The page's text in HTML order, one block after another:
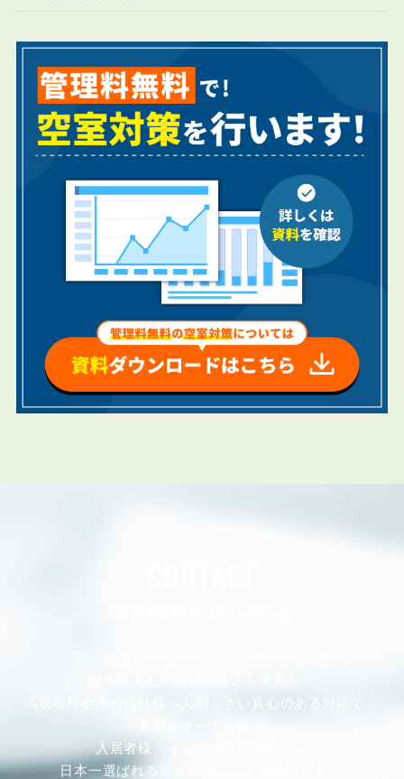
入居者様や仲介会社様へ人間くさい真心のある対応で、
入居者様、そして仲介会社様から
日本一選ばれる賃貸管理会社を目指します。